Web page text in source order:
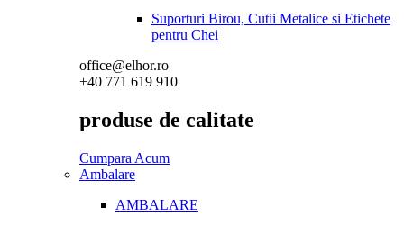
Suporturi Birou, Cutii Metalice si Etichete
pentru Chei
office@elhor.ro
+40 771 619 910
produse de calitate
Cumpara Acum
Ambalare
AMBALARE